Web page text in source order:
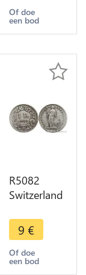
Berne Silver
-> Make
Of doe
een bod
R5082
Switzerland
Helvetia
1906 B
Berne Silver
-> Make
9 €
Of doe
een bod